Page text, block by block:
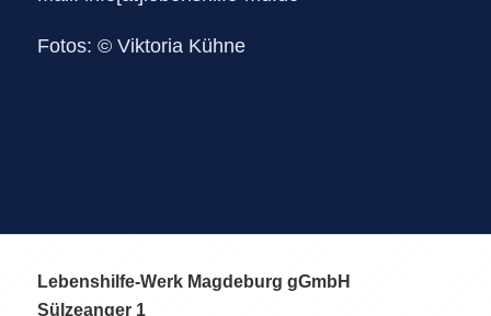
Fotos: © Viktoria Kühne
Lebenshilfe-Werk Magdeburg gGmbH
Sülzeanger 1